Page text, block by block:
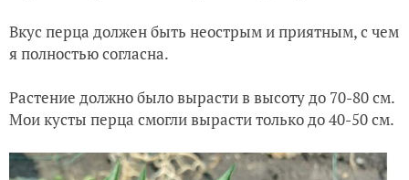
Вкус перца должен быть неострым и приятным, с чем
я полностью согласна.
Растение должно было вырасти в высоту до 70-80 см.
Мои кусты перца смогли вырасти только до 40-50 см.